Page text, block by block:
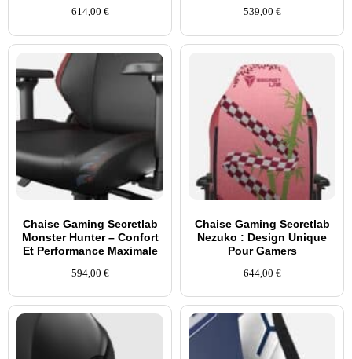
614,00 € 539,00 €
Chaise Gaming Secretlab
Monster Hunter – Confort
Et Performance Maximale
594,00 €
Chaise Gaming Secretlab
Nezuko : Design Unique
Pour Gamers
644,00 €